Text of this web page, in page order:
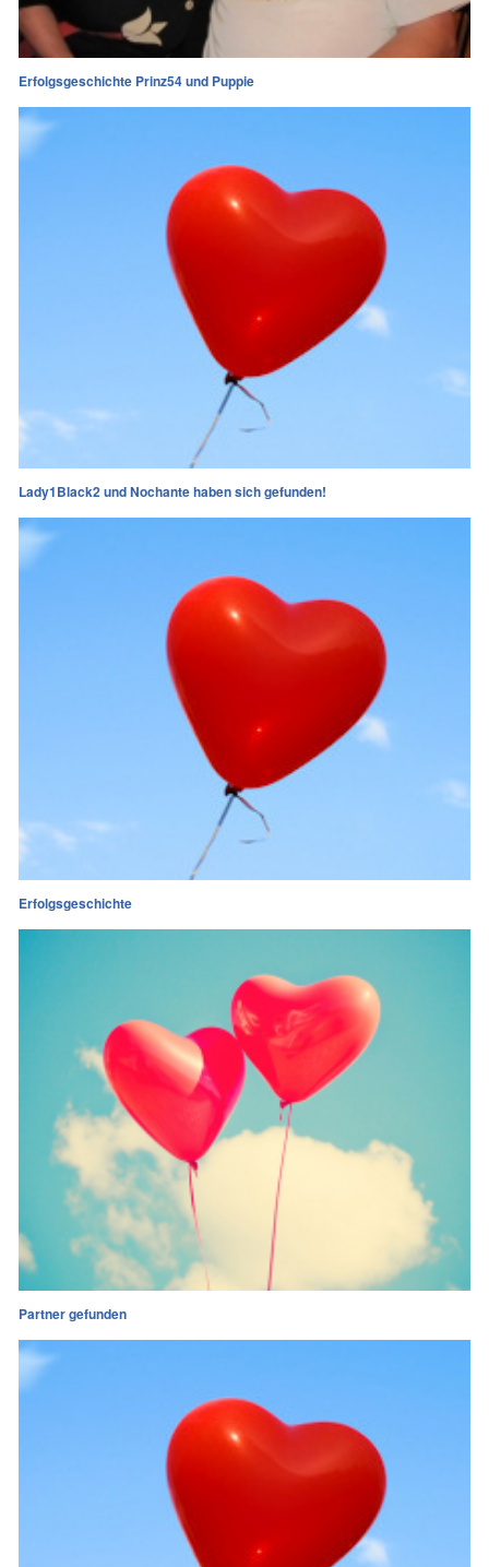
Erfolgsgeschichte Prinz54 und Puppie
Lady1Black2 und Nochante haben sich gefunden!
Erfolgsgeschichte
Partner gefunden